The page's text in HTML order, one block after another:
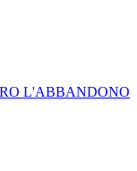
L'ABBANDONO